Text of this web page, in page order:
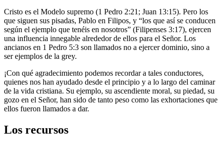
Cristo es el Modelo supremo (1 Pedro 2:21; Juan 13:15). Pero los
que siguen sus pisadas, Pablo en Filipos, y “los que así se conducen
según el ejemplo que tenéis en nosotros” (Filipenses 3:17), ejercen
una influencia innegable alrededor de ellos para el Señor. Los
ancianos en 1 Pedro 5:3 son llamados no a ejercer dominio, sino a
ser ejemplos de la grey.
¡Con qué agradecimiento podemos recordar a tales conductores,
quienes nos han ayudado desde el principio y a lo largo del caminar
de la vida cristiana. Su ejemplo, su ascendiente moral, su piedad, su
gozo en el Señor, han sido de tanto peso como las exhortaciones que
ellos fueron llamados a dar.
Los recursos